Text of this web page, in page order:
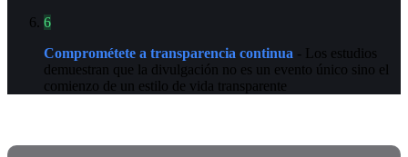
6
Comprométete a transparencia continua - Los estudios
demuestran que la divulgación no es un evento único sino el
comienzo de un estilo de vida transparente